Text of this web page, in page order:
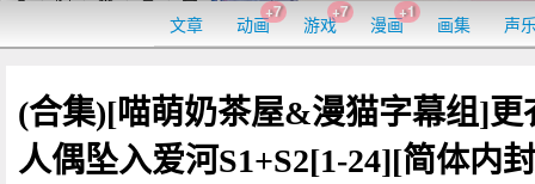
文章 动画
+7
游戏
+7
漫画
+1
画集 声
(合集)[喵萌奶茶屋&漫猫字幕组]更
人偶坠入爱河S1+S2[1-24][简体内